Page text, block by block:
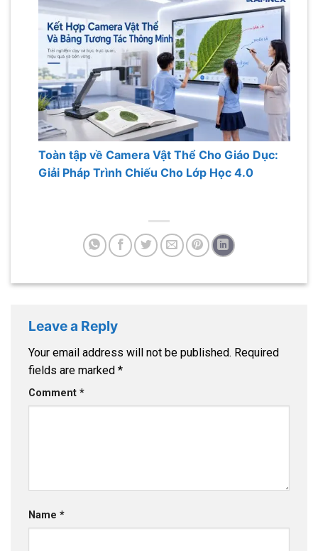
Toàn tập về Camera Vật Thể Cho Giáo Dục:
Giải Pháp Trình Chiếu Cho Lớp Học 4.0
Leave a Reply
Your email address will not be published. Required
fields are marked *
Comment *
Name *